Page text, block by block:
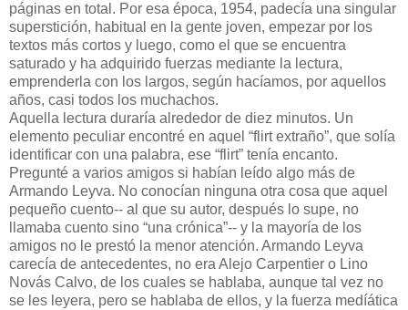
páginas en total. Por esa época, 1954, padecía una singular
superstición, habitual en la gente joven, empezar por los
textos más cortos y luego, como el que se encuentra
saturado y ha adquirido fuerzas mediante la lectura,
emprenderla con los largos, según hacíamos, por aquellos
años, casi todos los muchachos.
Aquella lectura duraría alrededor de diez minutos. Un
elemento peculiar encontré en aquel “flirt extraño”, que solía
identificar con una palabra, ese “flirt” tenía encanto.
Pregunté a varios amigos si habían leído algo más de
Armando Leyva. No conocían ninguna otra cosa que aquel
pequeño cuento-- al que su autor, después lo supe, no
llamaba cuento sino “una crónica”-- y la mayoría de los
amigos no le prestó la menor atención. Armando Leyva
carecía de antecedentes, no era Alejo Carpentier o Lino
Novás Calvo, de los cuales se hablaba, aunque tal vez no
se les leyera, pero se hablaba de ellos, y la fuerza medíática